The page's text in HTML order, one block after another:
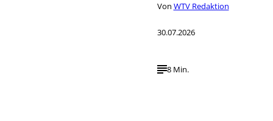
Von WTV Redaktion
30.07.2026
8 Min.